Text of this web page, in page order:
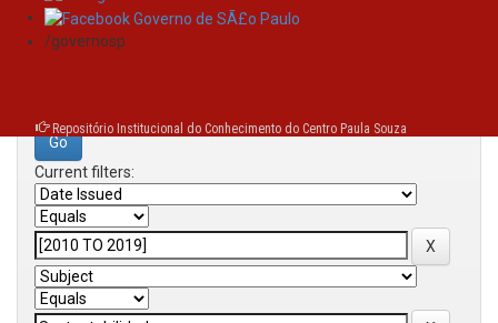
/governosp
Repositório Institucional do Conhecimento do Centro Paula Souza
Search:
Current filters: